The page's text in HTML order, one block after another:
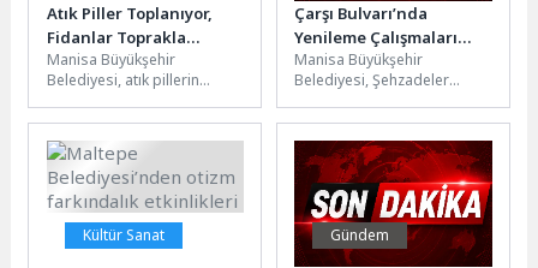
Atık Piller Toplanıyor,
Fidanlar Toprakla
Buluşuyor
Manisa Büyükşehir
Belediyesi, atık pillerin
azaltmak ve çevre bilincini
artırmak amacıyla Atık...
Çarşı Bulvarı’nda
Yenileme Çalışmaları
Başlıyor
Manisa Büyükşehir
Belediyesi, Şehzadeler
modern sıcak asfalt ve yeni
trafik düzenlemesiyle
yeniliyor....
Kültür Sanat Gündem